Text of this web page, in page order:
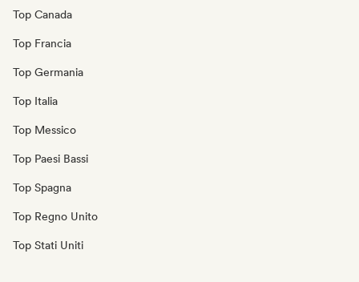
Top Canada
Top Francia
Top Germania
Top Italia
Top Messico
Top Paesi Bassi
Top Spagna
Top Regno Unito
Top Stati Uniti